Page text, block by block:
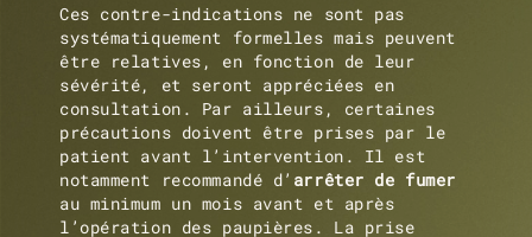
Ces contre-indications ne sont pas
systématiquement formelles mais peuvent
être relatives, en fonction de leur
sévérité, et seront appréciées en
consultation. Par ailleurs, certaines
précautions doivent être prises par le
patient avant l’intervention. Il est
notamment recommandé d’ arrêter de fumer
au minimum un mois avant et après
l’opération des paupières. La prise